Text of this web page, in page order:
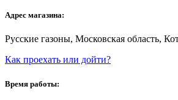
Адрес магазина:
Русские газоны, Московская область,
Как проехать или дойти?
Время работы: